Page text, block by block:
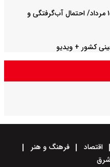
پیش بینی هوای فارس فردا پنجشنبه ۱۵ مرداد/ احتمال آب‌گرفتگی و
کشور + ویدیو
اقتصاد
فرهنگ و هنر